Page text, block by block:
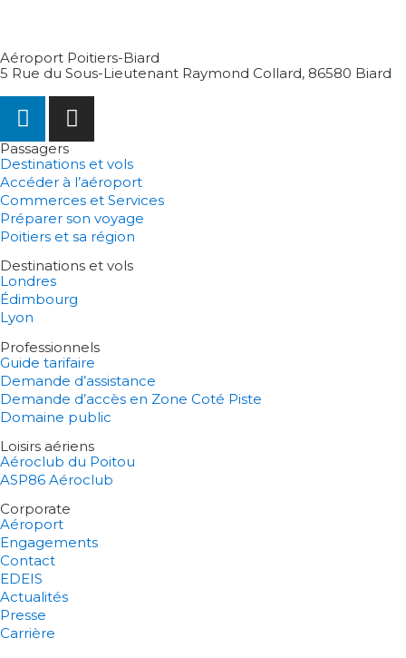
Aéroport Poitiers-Biard
5 Rue du Sous-Lieutenant Raymond Collard, 86580 Biard
Passagers
Destinations et vols
Accéder à l’aéroport
Commerces et Services
Préparer son voyage
Poitiers et sa région
Destinations et vols
Londres
Édimbourg
Lyon
Professionnels
Guide tarifaire
Demande d’assistance
Demande d’accès en Zone Coté Piste
Domaine public
Loisirs aériens
Aéroclub du Poitou
ASP86 Aéroclub
Corporate
Aéroport
Engagements
Contact
EDEIS
Actualités
Presse
Carrière